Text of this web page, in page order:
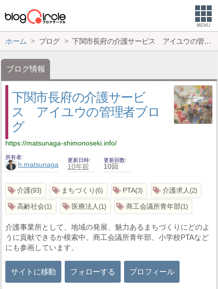
MENU
ホーム ブログ 下関市長府の介護サービス アイユウの管理者ブログ
ブログ情報
下関市長府の介護サービ
ス アイユウの管理者ブロ
グ
https://matsunaga-shimonoseki.info/
所有者
h.matsunaga
更新日時
10年前
更新回数
10回
介護 93 まちづくり 6 PTA 3 介護求人 2
高齢社会 1 医療法人 1 商工会議所青年部 1
介護事業所として、地域の発展、魅力あるまちづくりにどのよ
うに貢献できるか模索中。商工会議所青年部、小学校PTAなど
にも参画しています。
サイトに移動 フォローする プロフィール